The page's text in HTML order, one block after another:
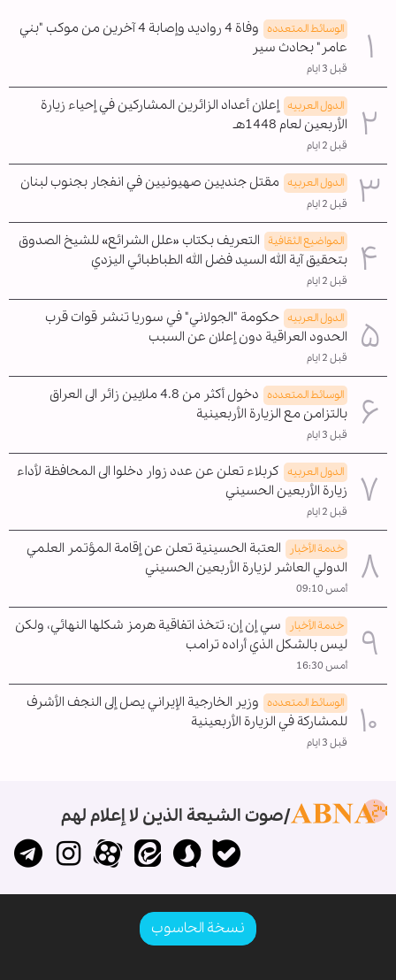
الوسائط المتعدده
وفاة 4 رواديد وإصابة 4 آخرين من موكب "بني
عامر" بحادث سير
قبل 3 ايام
الدول العربیه إعلان أعداد الزائرين المشاركين في إحياء زيارة
الأربعين لعام 1448هـ
قبل 2 ايام
الدول العربیه مقتل جنديين صهيونيين في انفجار بجنوب لبنان
قبل 2 ايام
المواضیع الثقافية التعريف بكتاب «علل الشرائع» للشيخ الصدوق
بتحقيق آية الله السيد فضل الله الطباطبائي اليزدي
قبل 2 ايام
الدول العربیه حكومة "الجولاني" في سوريا تنشر قوات قرب
الحدود العراقية دون إعلان عن السبب
قبل 2 ايام
الوسائط المتعدده
دخول أكثر من 4.8 ملايين زائر الى العراق
بالتزامن مع الزيارة الأربعينية
قبل 3 ايام
الدول العربیه كربلاء تعلن عن عدد زوار دخلوا الى المحافظة لأداء
زيارة الأربعين الحسيني
قبل 2 ايام
خدمة الأخبار
العتبة الحسينية تعلن عن إقامة المؤتمر العلمي
الدولي العاشر لزيارة الأربعين الحسيني
أمس 09:10
خدمة الأخبار
سي إن إن: تتخذ اتفاقية هرمز شكلها النهائي، ولكن
ليس بالشكل الذي أراده ترامب
أمس 16:30
الوسائط المتعدده وزير الخارجية الإيراني يصل إلى النجف الأشرف
للمشاركة في الزيارة الأربعينية
قبل 3 ايام
صوت الشيعة الذين لا إعلام لهم
نسخة الحاسوب